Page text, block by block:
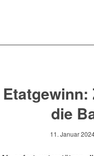
Etatgewinn:
die
11. Januar